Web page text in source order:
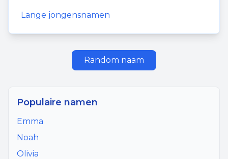
Lange jongensnamen
Random naam
Populaire namen
Emma
Noah
Olivia